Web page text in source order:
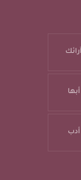
آرائك
أبها
أدب